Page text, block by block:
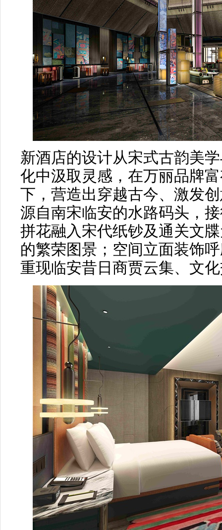
新酒店的设计从宋式古韵美
化中汲取灵感，在万丽品牌
下，营造出穿越古今、激发
源自南宋临安的水路码头，
拼花融入宋代纸钞及通关文
的繁荣图景；空间立面装饰
重现临安昔日商贾云集、文